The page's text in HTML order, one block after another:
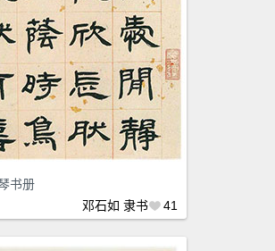
书册
邓石如 隶书 41